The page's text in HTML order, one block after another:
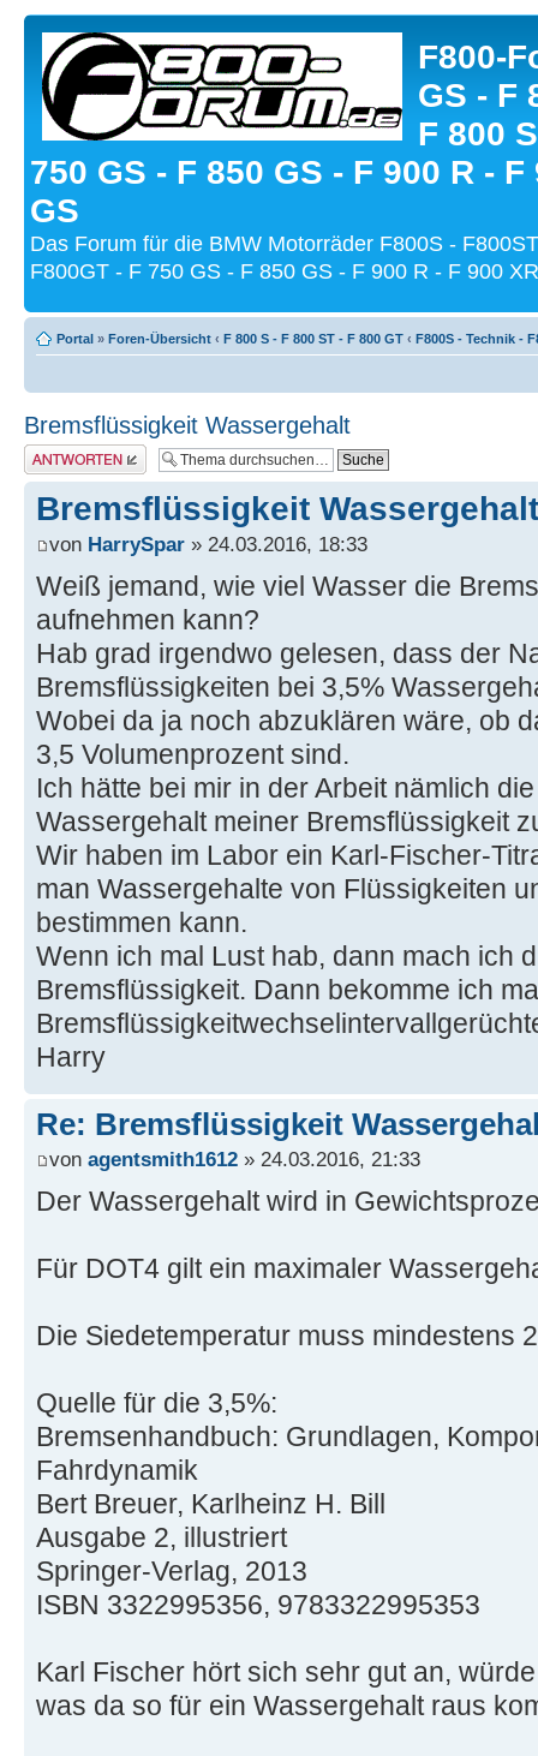
F800-
GS - F
F 800
750 GS - F 850 GS - F 900 R - F
GS
Das Forum für die BMW Motorräder F800S -
F800GT - F 750 GS - F 850 GS - F 900 R - F 900
Portal » Foren-Übersicht ‹ F 800 S - F 800 ST - F 800 GT ‹ F800S - Technik -
Bremsflüssigkeit Wassergehalt
Antwort schreiben
Bremsflüssigkeit Wassergehalt
von HarrySpar » 24.03.2016, 18:33
Weiß jemand, wie viel Wasser die
aufnehmen kann?
Hab grad irgendwo gelesen, dass der
Bremsflüssigkeiten bei 3,5%
Wobei da ja noch abzuklären wäre, ob
3,5 Volumenprozent sind.
Ich hätte bei mir in der Arbeit nämlich
Wassergehalt meiner Bremsflüssigkeit
Wir haben im Labor ein Karl-Fischer-
man Wassergehalte von Flüssigkeiten
bestimmen kann.
Wenn ich mal Lust hab, dann mach ich
Bremsflüssigkeit. Dann bekomme ich
Harry
Re: Bremsflüssigkeit
von agentsmith1612 » 24.03.2016, 21:33
Der Wassergehalt wird in
Für DOT4 gilt ein maximaler
Die Siedetemperatur muss mindestens
Quelle für die 3,5%:
Bremsenhandbuch: Grundlagen,
Fahrdynamik
Bert Breuer, Karlheinz H. Bill
Ausgabe 2, illustriert
Springer-Verlag, 2013
ISBN 3322995356, 9783322995353
Karl Fischer hört sich sehr gut an,
was da so für ein Wassergehalt raus